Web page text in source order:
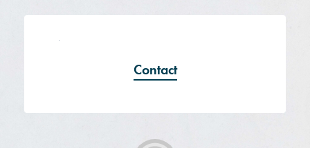
Contact